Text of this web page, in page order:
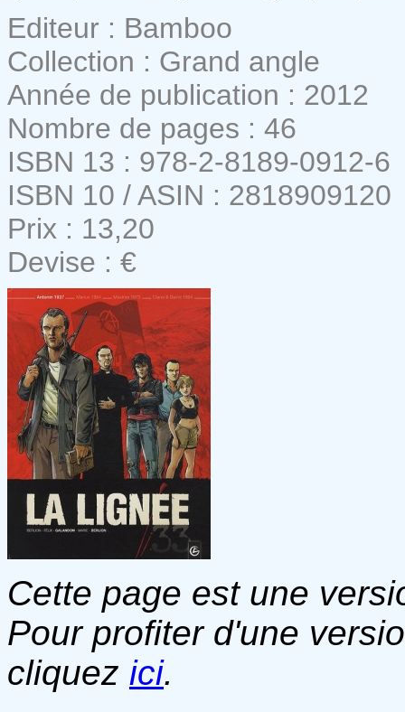
Editeur : Bamboo
Collection : Grand angle
Année de publication : 2012
Nombre de pages : 46
ISBN 13 : 978-2-8189-0912-6
ISBN 10 / ASIN : 2818909120
Prix : 13,20
Devise : €
Cette page est une
Pour profiter d'une
cliquez ici.